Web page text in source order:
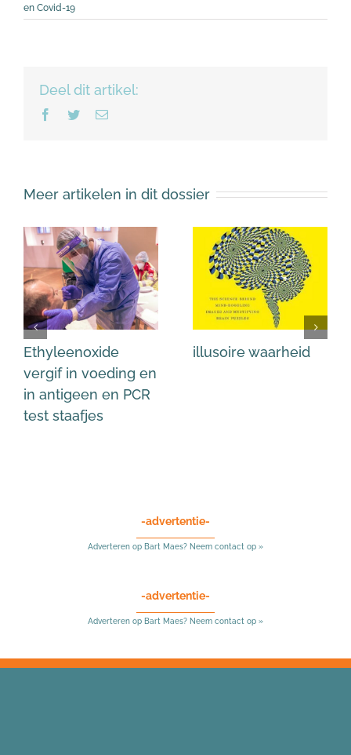
en Covid-19
Deel dit artikel:
Facebook
TwitterE-
Meer artikelen in dit dossier
Ethyleenoxide
vergif in voeding en
in antigeen en PCR
test staafjes
illusoire waarheid
-advertentie-
Adverteren op Bart Maes? Neem contact op »
-advertentie-
Adverteren op Bart Maes? Neem contact op »